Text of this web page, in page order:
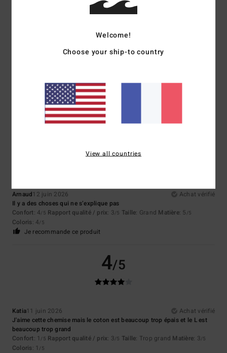
Je recommande ce produit
5/5
17 juin 2026
Très agréable a porter
/5 Rapport qualité / prix
4/5
Arnaud12 juin 2026
Achat vérifié
Il y a des choses qui ne s’explique pas
Confort: 4/5 Rapport qualité / prix: 3/5 Taille: Grand Matière: 5 /5
Coloris: 4/5
Je recommande ce produit
4/5
Katia11 juin 2026
Achat vérifié
J'aime cette chemise mais le coton est beaucoup trop épais et le L est
beaucoup trop grand
Confort: 1 /5 Rapport qualité / prix: 3/5 Taille: Trop grand Matière: 3/5
Coloris: 1 /5
Welcome!
Choose your ship-to country
View all countries